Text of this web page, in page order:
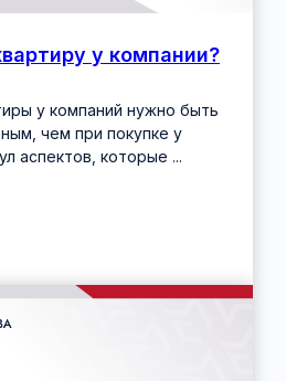
у компании?
у компаний нужно быть
чем при покупке у
аспектов, которые ...